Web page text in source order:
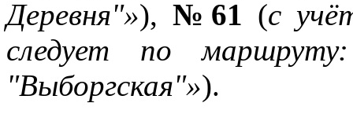
Деревня"»),№61 (с
следует по
"Выборгская"»).